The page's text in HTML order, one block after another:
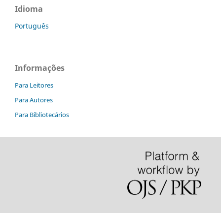
Idioma
Português
Informações
Para Leitores
Para Autores
Para Bibliotecários